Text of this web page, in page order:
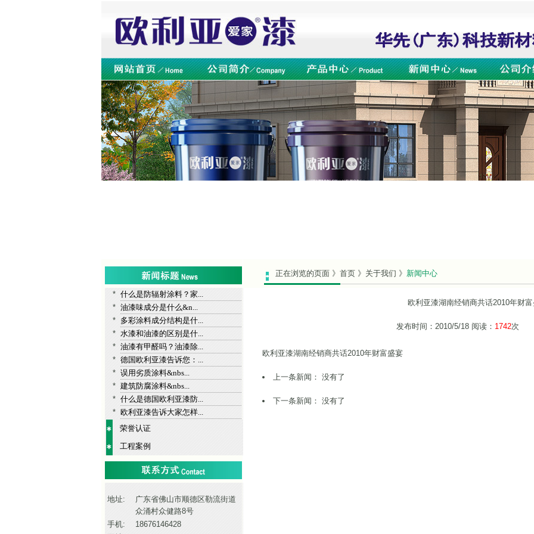
正在浏览的页面 》首页 》关于我们 》 新闻中心
* 什么是防辐射涂料？家...
* 油漆味成分是什么&n...
*
多彩涂料成分结构是什...
* 水漆和油漆的区别是什...
* 油漆有甲醛吗？油漆除...
* 德国欧利亚漆告诉您：...
* 误用劣质涂料&nbs...
* 建筑防腐涂料&nbs...
* 什么是德国欧利亚漆防...
* 欧利亚漆告诉大家怎样...
荣誉认证
工程案例
欧利亚漆湖南经销商共话2010年财
发布时间：2010/5/18 阅读： 1742次
欧利亚漆湖南经销商共话2010年财富盛宴
上一条新闻： 没有了
下一条新闻：没有了
地址:
广东省佛山市顺德区勒流街道
众涌村众健路8号
手机:
18676146428